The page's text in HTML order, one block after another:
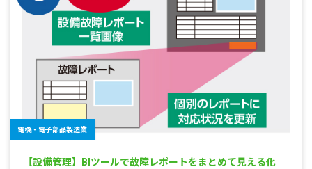
電機・電子部品製造業
【設備管理】BIツールで故障レポートをまとめて見える化